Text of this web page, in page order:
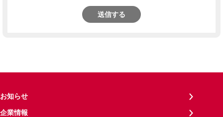
送信する
お知らせ
企業情報